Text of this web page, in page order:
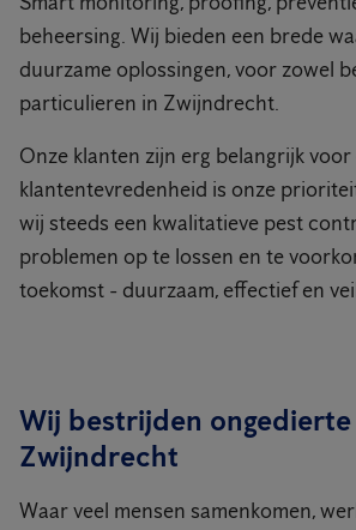
beheersing. Wij bieden een brede
duurzame oplossingen, voor zowel
particulieren in Zwijndrecht.
Onze klanten zijn erg belangrijk voor
klantentevredenheid is onze
wij steeds een kwalitatieve pest
problemen op te lossen en te
toekomst - duurzaam, effectief en
Wij bestrijden ongedierte
Zwijndrecht
Waar veel mensen samenkomen,